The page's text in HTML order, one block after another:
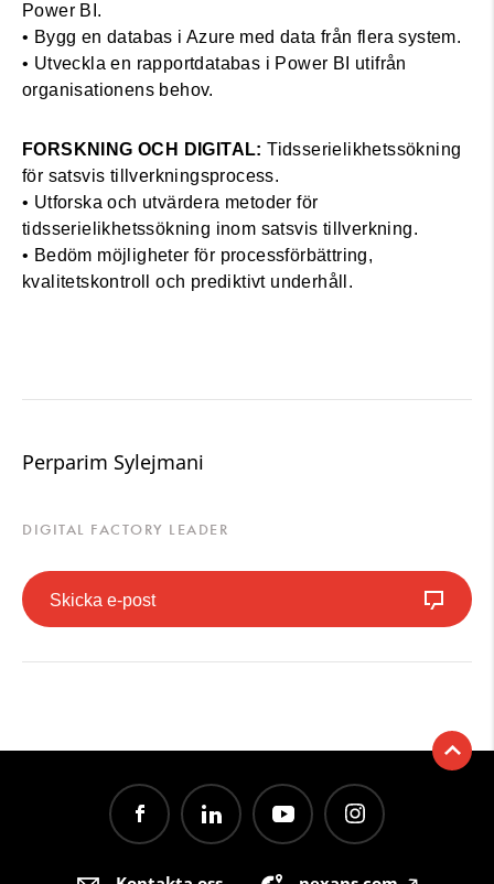
Power BI.
• Bygg en databas i Azure med data från flera system.
• Utveckla en rapportdatabas i Power BI utifrån
organisationens behov.
FORSKNING OCH DIGITAL: Tidsserielikhetssökning
för satsvis tillverkningsprocess.
• Utforska och utvärdera metoder för
tidsserielikhetssökning inom satsvis tillverkning.
• Bedöm möjligheter för processförbättring,
kvalitetskontroll och prediktivt underhåll.
Perparim Sylejmani
DIGITAL FACTORY LEADER
Skicka e-post